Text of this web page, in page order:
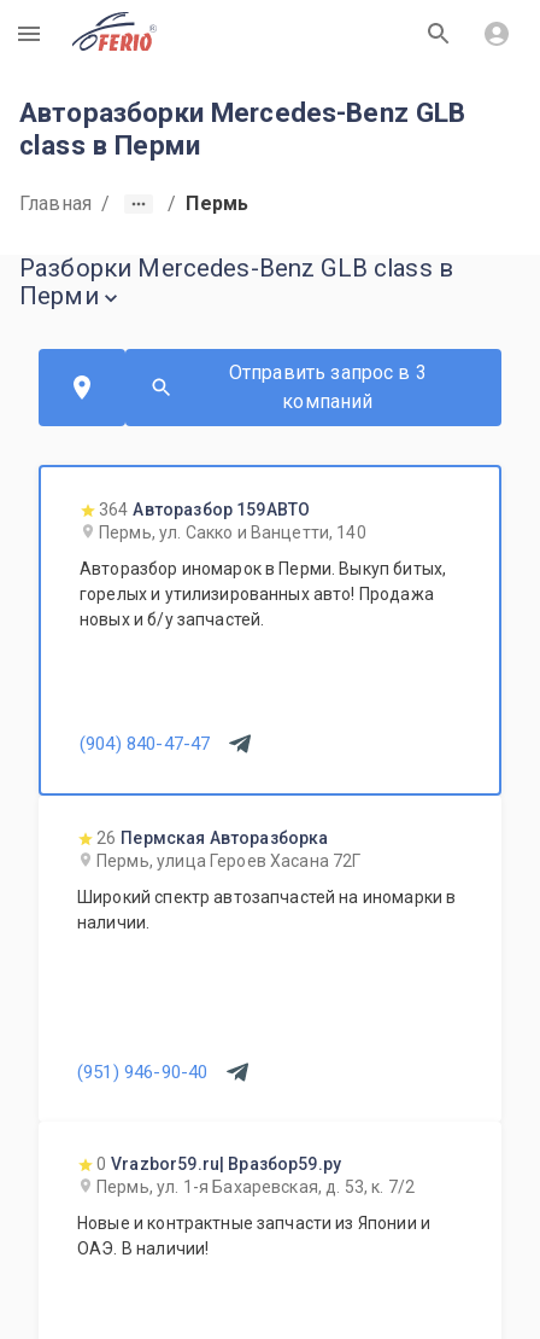
R
Авторазборки Mercedes-Benz GLB
class в Перми
Главная / / Пермь
Разборки Mercedes-Benz GLB class в
Перми
Отправить запрос в 3
компаний
364 Авторазбор 159АВТО
Пермь, ул. Сакко и Ванцетти, 140
Авторазбор иномарок в Перми. Выкуп битых,
горелых и утилизированных авто! Продажа
новых и б/у запчастей.
(904) 840-47-47
26 Пермская Авторазборка
Пермь, улица Героев Хасана 72Г
Широкий спектр автозапчастей на иномарки в
наличии.
(951) 946-90-40
0 Vrazbor59.ru| Вразбор59.ру
Пермь, ул. 1-я Бахаревская, д. 53, к. 7/2
Новые и контрактные запчасти из Японии и
ОАЭ. В наличии!